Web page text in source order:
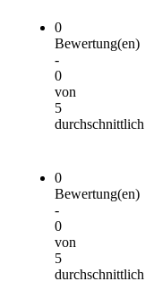
0
Bewertung(en)
-
0
von
5
durchschnittlich
0
Bewertung(en)
-
0
von
5
durchschnittlich